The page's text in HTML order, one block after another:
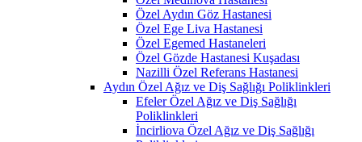
Özel Aydın Göz Hastanesi
Özel Ege Liva Hastanesi
Özel Egemed Hastaneleri
Özel Gözde Hastanesi Kuşadası
Nazilli Özel Referans Hastanesi
Aydın Özel Ağız ve Diş Sağlığı Poliklinkleri
Efeler Özel Ağız ve Diş Sağlığı
Poliklinkleri
İncirliova Özel Ağız ve Diş Sağlığı